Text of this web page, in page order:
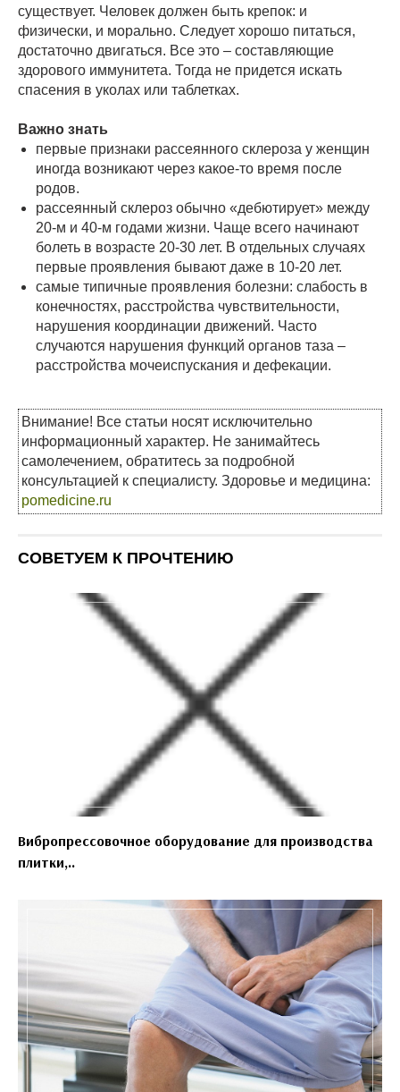
существует. Человек должен быть крепок: и
физически, и морально. Следует хорошо питаться,
достаточно двигаться. Все это – составляющие
здорового иммунитета. Тогда не придется искать
спасения в уколах или таблетках.
Важно знать
первые признаки рассеянного склероза у женщин
иногда возникают через какое-то время после
родов.
рассеянный склероз обычно «дебютирует» между
20-м и 40-м годами жизни. Чаще всего начинают
болеть в возрасте 20-30 лет. В отдельных случаях
первые проявления бывают даже в 10-20 лет.
самые типичные проявления болезни: слабость в
конечностях, расстройства чувствительности,
нарушения координации движений. Часто
случаются нарушения функций органов таза –
расстройства мочеиспускания и дефекации.
Внимание! Все статьи носят исключительно
информационный характер. Не занимайтесь
самолечением, обратитесь за подробной
консультацией к специалисту. Здоровье и медицина:
pomedicine.ru
СОВЕТУЕМ К ПРОЧТЕНИЮ
Вибропрессовочное оборудование для производства
плитки,..